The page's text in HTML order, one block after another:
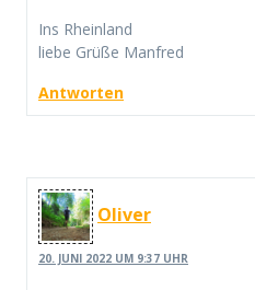
Ins Rheinland
liebe Grüße Manfred
Antworten
Oliver
20. JUNI 2022 UM 9:37 UHR